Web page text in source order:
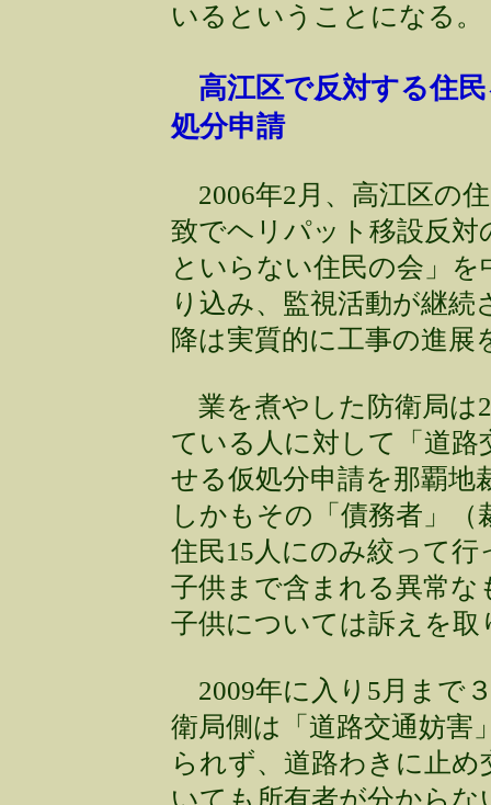
いるということになる。
高江区で反対する住
処分申請
2006年2月、高江区の
致でヘリパット移設反
といらない住民の会」
り込み、監視活動が継続
降は実質的に工事の進展
業を煮やした防衛局は
ている人に対して「道
せる仮処分申請を那覇地
しかもその「債務者」
住民15人にのみ絞って
子供まで含まれる異常
子供については訴えを取
2009年に入り5月まで
衛局側は「道路交通妨害
られず、道路わきに止
いても所有者が分から